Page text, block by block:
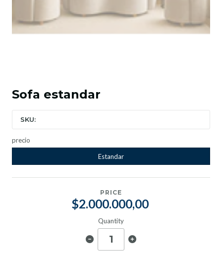
Sofa estandar
SKU:
precio
Estandar
PRICE
$2.000.000,00
Quantity